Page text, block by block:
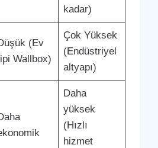
kadar)
(Ev
Wallbox)
Çok Yüksek
(Endüstriyel
altyapı)
Daha
yüksek
(Hızlı
hizmet